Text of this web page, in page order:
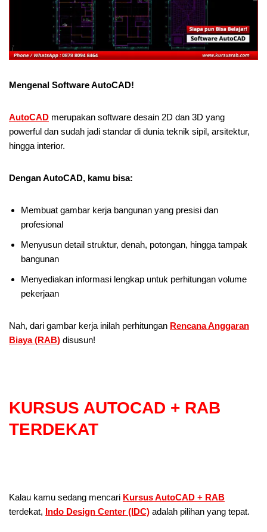
Mengenal Software AutoCAD!
AutoCAD merupakan software desain 2D dan 3D yang
powerful dan sudah jadi standar di dunia teknik sipil, arsitektur,
hingga interior.
Dengan AutoCAD, kamu bisa:
Membuat gambar kerja bangunan yang presisi dan
profesional
Menyusun detail struktur, denah, potongan, hingga tampak
bangunan
Menyediakan informasi lengkap untuk perhitungan volume
pekerjaan
Nah, dari gambar kerja inilah perhitungan Rencana Anggaran
Biaya (RAB) disusun!
KURSUS AUTOCAD + RAB
TERDEKAT
Kalau kamu sedang mencari Kursus AutoCAD + RAB
terdekat, Indo Design Center (IDC) adalah pilihan yang tepat.